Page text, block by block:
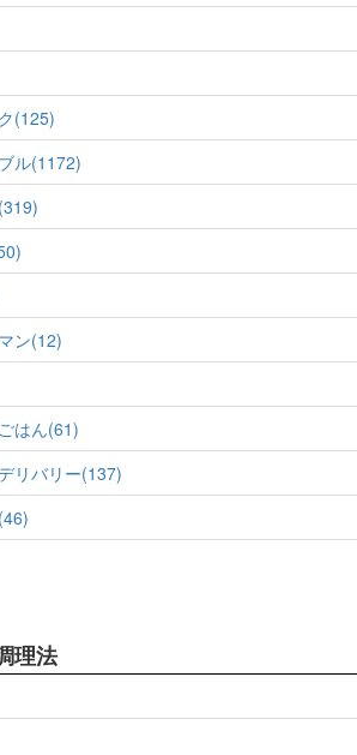
(125)
ル(1172)
ン(12)
はん(61)
リバリー(137)
理法